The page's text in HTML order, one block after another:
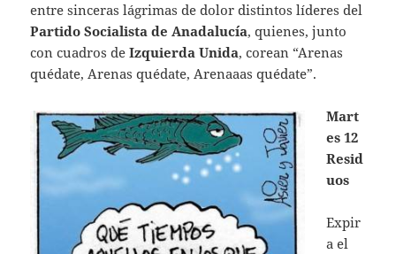
entre sinceras lágrimas de dolor distintos líderes del
Partido Socialista de Anadalucía, quienes, junto
con cuadros deIzquierda Unida, corean “Arenas
quédate, Arenas quédate, Arenaaas quédate”.
Mart
es 12
Resid
uos
Expir
a el